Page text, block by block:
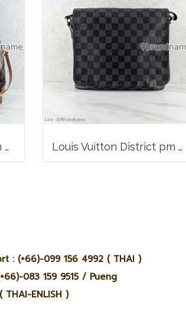
Louis Vuitton Retiro pm Handbag Canvas Monogram Louis Vuitton District pm Canvas Graphite
: (+66)-099 156 4992 ( THAI )
083 159 9515 / Pueng
( THAI-ENLISH )